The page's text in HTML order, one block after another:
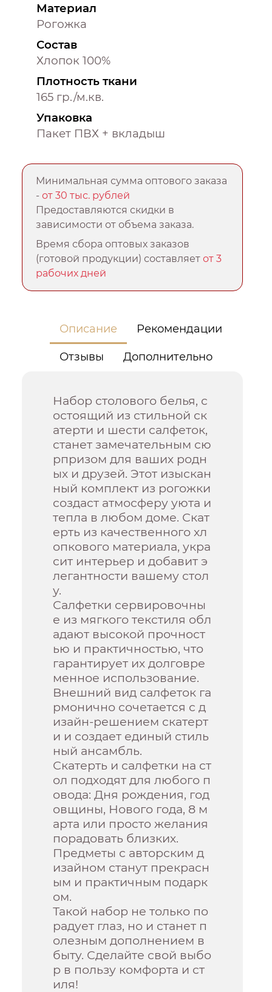
Материал
Рогожка
Состав
Хлопок 100%
Плотность ткани
165 гр./м.кв.
Упаковка
Пакет ПВХ + вкладыш
Минимальная сумма оптового заказа
-от 30 тыс. рублей
Предоставляются скидки в
зависимости от объема заказа.
Время сбора оптовых заказов
(готовой продукции) составляетот 3
рабочих дней
Описание Рекомендации
Отзывы Дополнительно
Набор столового белья, с
остоящий из стильной ск
атерти и шести салфеток,
станет замечательным сю
рпризом для ваших родн
ых и друзей. Этот изыскан
ный комплект из рогожки
создаст атмосферу уюта и
тепла в любом доме. Скат
ерть из качественного хл
опкового материала, укра
сит интерьер и добавит э
легантности вашему стол
у.
Салфетки сервировочны
е из мягкого текстиля обл
адают высокой прочност
ью и практичностью, что
гарантирует их долговре
менное использование.
Внешний вид салфеток га
рмонично сочетается с д
изайн-решением скатерт
и и создает единый стиль
ный ансамбль.
Скатерть и салфетки на ст
ол подходят для любого п
овода: Дня рождения, год
овщины, Нового года, 8 м
арта или просто желания
порадовать близких.
Предметы с авторским д
изайном станут прекрасн
ым и практичным подарк
ом.
Такой набор не только по
радует глаз, но и станет п
олезным дополнением в
быту. Сделайте свой выбо
р в пользу комфорта и ст
иля!